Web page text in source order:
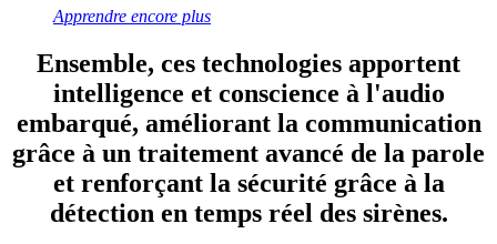
Apprendre encore plus
Ensemble, ces technologies apportent
intelligence et conscience à l'audio
embarqué, améliorant la communication
grâce à un traitement avancé de la parole
et renforçant la sécurité grâce à la
détection en temps réel des sirènes.